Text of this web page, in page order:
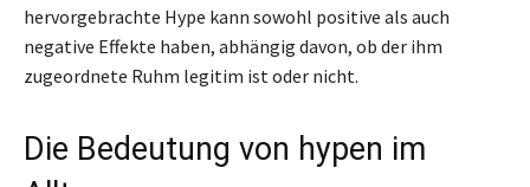
hervorgebrachte Hype kann sowohl positive als auch
negative Effekte haben, abhängig davon, ob der ihm
zugeordnete Ruhm legitim ist oder nicht.
Die Bedeutung von hypen im